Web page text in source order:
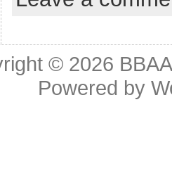
© 2026
Powered by